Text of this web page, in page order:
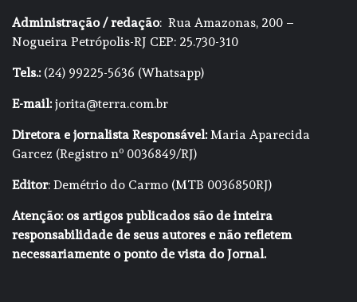
Administração / redação: Rua Amazonas, 200 –
Nogueira Petrópolis-RJ CEP: 25.730-310
Tels.:(24) 99225-5636 (Whatsapp)
E-mail:jorita@terra.com.br
Diretora e jornalista Responsável:Maria Aparecida
Garcez (Registro nº 0036849/RJ)
Editor: Demétrio do Carmo (MTB 0036850RJ)
Atenção: os artigos publicados são de inteira
responsabilidade de seus autores e não refletem
necessariamente o ponto de vista do Jornal.